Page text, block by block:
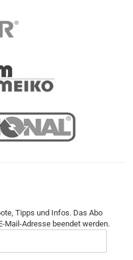
Tipps und Infos. Das Abo
Mail-Adresse beendet werden.